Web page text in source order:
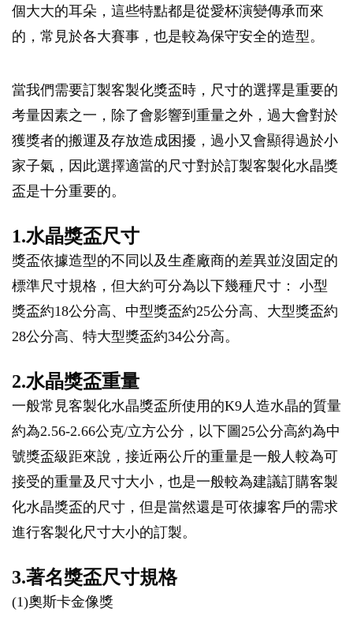
個大大的耳朵，這些特點都是從愛杯演變傳承而來
的，常見於各大賽事，也是較為保守安全的造型。
當我們需要訂製客製化獎盃時，尺寸的選擇是重要的
考量因素之一，除了會影響到重量之外，過大會對於
獲獎者的搬運及存放造成困擾，過小又會顯得過於小
家子氣，因此選擇適當的尺寸對於訂製客製化水晶獎
盃是十分重要的。
1.水晶獎盃尺寸
獎盃依據造型的不同以及生產廠商的差異並沒固定的
標準尺寸規格，但大約可分為以下幾種尺寸： 小型
獎盃約18公分高、中型獎盃約25公分高、大型獎盃約
28公分高、特大型獎盃約34公分高。
2.水晶獎盃重量
一般常見客製化水晶獎盃所使用的K9人造水晶的質量
約為2.56-2.66公克/立方公分，以下圖25公分高約為中
號獎盃級距來說，接近兩公斤的重量是一般人較為可
接受的重量及尺寸大小，也是一般較為建議訂購客製
化水晶獎盃的尺寸，但是當然還是可依據客戶的需求
進行客製化尺寸大小的訂製。
3.著名獎盃尺寸規格
(1)奧斯卡金像獎